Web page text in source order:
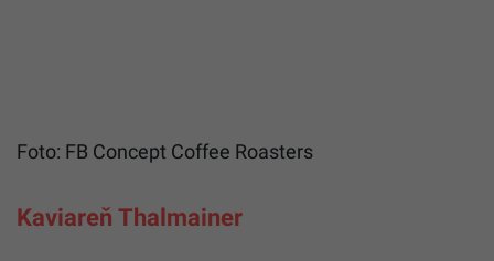
Foto: FB Concept Coffee Roasters
Kaviareň Thalmainer